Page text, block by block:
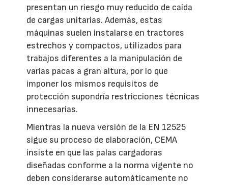
presentan un riesgo muy reducido de caída
de cargas unitarias. Además, estas
máquinas suelen instalarse en tractores
estrechos y compactos, utilizados para
trabajos diferentes a la manipulación de
varias pacas a gran altura, por lo que
imponer los mismos requisitos de
protección supondría restricciones técnicas
innecesarias.
Mientras la nueva versión de la EN 12525
sigue su proceso de elaboración, CEMA
insiste en que las palas cargadoras
diseñadas conforme a la norma vigente no
deben considerarse automáticamente no